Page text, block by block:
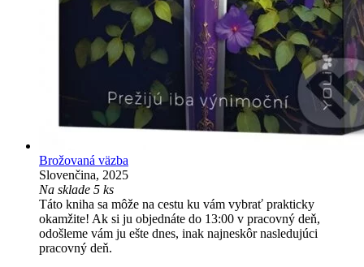
Brožovaná väzba
Slovenčina, 2025
Na sklade 5 ks
Táto kniha sa môže na cestu ku vám vybrať prakticky
okamžite! Ak si ju objednáte do 13:00 v pracovný deň,
odošleme vám ju ešte dnes, inak najneskôr nasledujúci
pracovný deň.